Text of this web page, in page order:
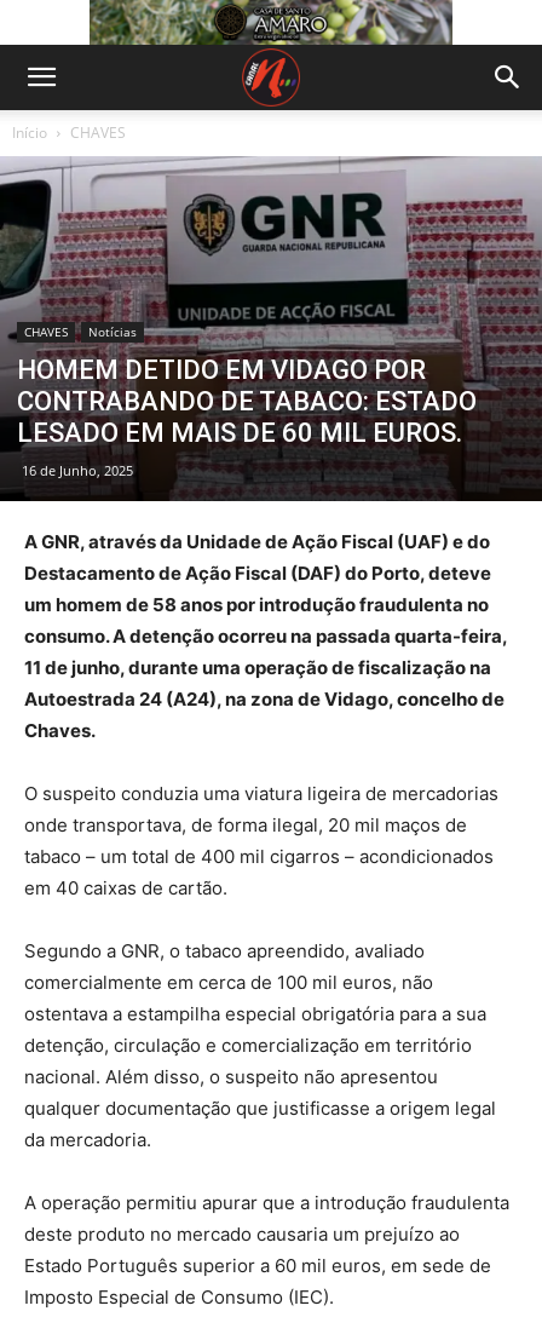
Início CHAVES
CHAVES Notícias
HOMEM DETIDO EM VIDAGO POR
CONTRABANDO DE TABACO: ESTADO
LESADO EM MAIS DE 60 MIL EUROS.
16 de Junho, 2025
A GNR, através da Unidade de Ação Fiscal (UAF) e do
Destacamento de Ação Fiscal (DAF) do Porto, deteve
um homem de 58 anos por introdução fraudulenta no
consumo. A detenção ocorreu na passada quarta-feira,
11 de junho, durante uma operação de fiscalização na
Autoestrada 24 (A24), na zona de Vidago, concelho de
Chaves.
O suspeito conduzia uma viatura ligeira de mercadorias
onde transportava, de forma ilegal, 20 mil maços de
tabaco – um total de 400 mil cigarros – acondicionados
em 40 caixas de cartão.
Segundo a GNR, o tabaco apreendido, avaliado
comercialmente em cerca de 100 mil euros, não
ostentava a estampilha especial obrigatória para a sua
detenção, circulação e comercialização em território
nacional. Além disso, o suspeito não apresentou
qualquer documentação que justificasse a origem legal
da mercadoria.
A operação permitiu apurar que a introdução fraudulenta
deste produto no mercado causaria um prejuízo ao
Estado Português superior a 60 mil euros, em sede de
Imposto Especial de Consumo (IEC).